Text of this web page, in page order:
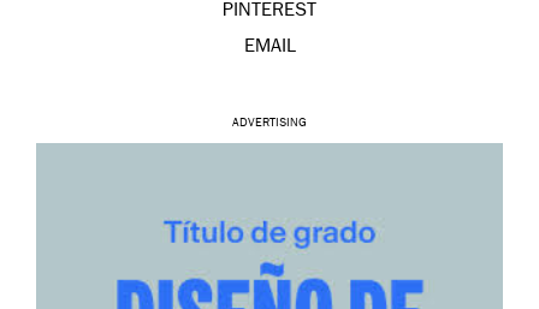
PINTEREST
EMAIL
ADVERTISING